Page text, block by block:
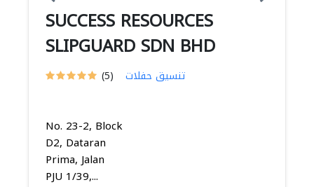
SUCCESS RESOURCES
SLIPGUARD SDN BHD
(5) تنسيق حفلات
No. 23-2, Block
D2, Dataran
Prima, Jalan
PJU 1/39,...